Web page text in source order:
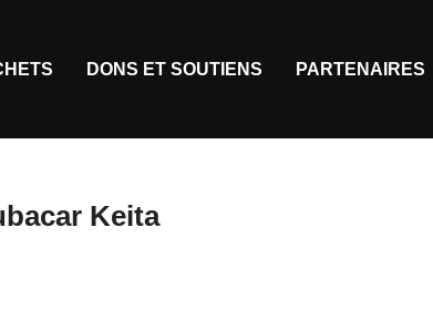
DONS ET SOUTIENS PARTENAIRES
Keita